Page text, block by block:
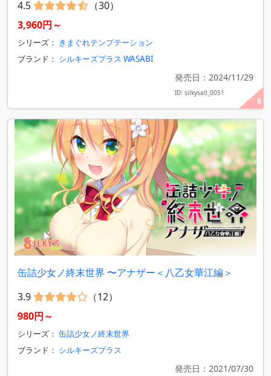
6
4.5
（30）
3,960円～
シリーズ： きまぐれテンプテーション
ブランド： シルキーズプラス WASABI
発売日：2024/11/29
ID: silkysall_0051
缶詰少女ノ終末世界 〜アナザー＜八乙女華江編＞
3.9
（12）
980円～
シリーズ： 缶詰少女ノ終末世界
ブランド： シルキーズプラス
発売日：2021/07/30